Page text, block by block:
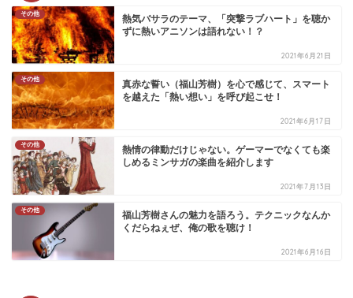
その他
熱気バサラのテーマ、「突撃ラブハート」を聴か
ずに熱いアニソンは語れない！？
2021年6月21日
その他
真赤な誓い（福山芳樹）を心で感じて、スマート
を越えた「熱い想い」を呼び起こせ！
2021年6月17日
その他
熱情の律動だけじゃない。ゲーマーでなくても楽
しめるミンサガの楽曲を紹介します
2021年7月13日
その他
福山芳樹さんの魅力を語ろう。テクニックなんか
くだらねぇぜ、俺の歌を聴け！
2021年6月16日